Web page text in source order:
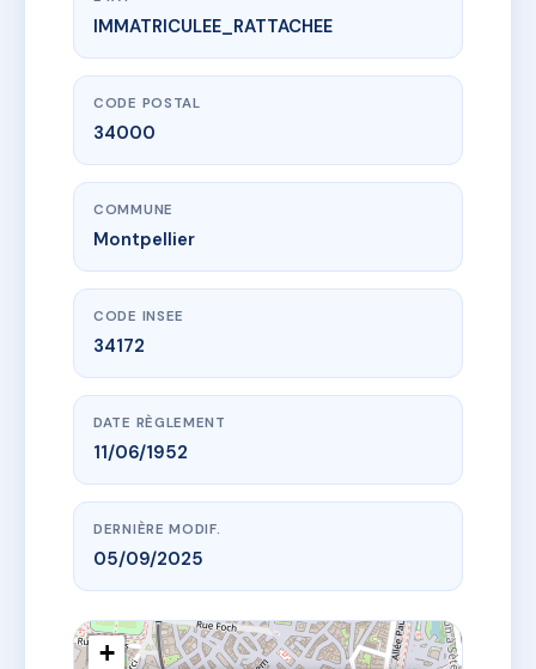
www.vme.plus/AA6457881
SDC 4 OBSERVATOIRE
4 bd de l'observatoire
IMMATRICULEE_RATTACHEE
CODE POSTAL
34000
COMMUNE
Montpellier
CODE INSEE
34172
DATE RÈGLEMENT
11/06/1952
DERNIÈRE MODIF.
05/09/2025
+